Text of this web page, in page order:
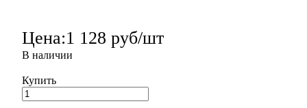
Цена:1 128 руб/шт
В наличии
Купить